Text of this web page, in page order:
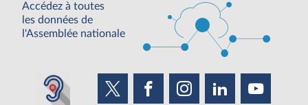
Accédez à toutes
les données de
l'Assemblée nationale